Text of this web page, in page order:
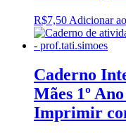
R$7,50 Adicionar
Caderno
Mães 1º
Imprimir